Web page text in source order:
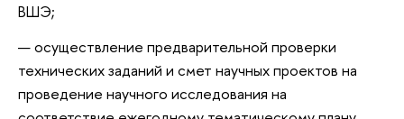
ВШЭ;
осуществление предварительной проверки
технических заданий и смет научных проектов на
проведение научного исследования на